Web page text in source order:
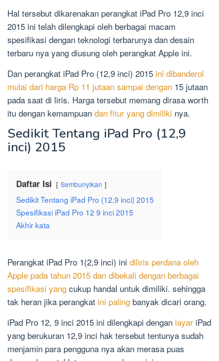
Hal tersebut dikarenakan perangkat iPad Pro 12,9 inci
2015 ini telah dilengkapi oleh berbagai macam
spesifikasi dengan teknologi terbarunya dan desain
terbaru nya yang diusung oleh perangkat Apple ini.
Dan perangkat iPad Pro (12,9 inci) 2015 ini dibanderol
mulai dari harga Rp 11 jutaan sampai dengan 15 jutaan
pada saat di liris. Harga tersebut memang dirasa worth
itu dengan kemampuan dan fitur yang dimiliki nya.
Sedikit Tentang iPad Pro (12,9
inci) 2015
Daftar Isi Sembunyikan
Sedikit Tentang iPad Pro (12,9 inci) 2015
Spesifikasi iPad Pro 12 9 inci 2015
Akhir kata
Perangkat iPad Pro 1(2,9 inci) ini diliris perdana oleh
Apple pada tahun 2015 dan dibekali dengan berbagai
spesifikasi yang cukup handal untuk dimiliki. sehingga
tak heran jika perangkat ini paling banyak dicari orang.
iPad Pro 12, 9 inci 2015 ini dilengkapi dengan layar iPad
yang berukuran 12,9 inci hak tersebut tentunya sudah
menjamin para pengguna nya akan merasa puas